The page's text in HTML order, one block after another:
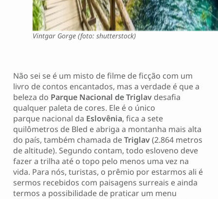
Vintgar Gorge (foto: shutterstock)
Não sei se é um misto de filme de ficção com um
livro de contos encantados, mas a verdade é que a
beleza do Parque Nacional de Triglavdesafia
qualquer paleta de cores. Ele é o único
parque nacional da Eslovênia, fica a sete
quilômetros de Bled e abriga a montanha mais alta
do país, também chamada deTriglav(2.864 metros
de altitude). Segundo contam, todo esloveno deve
fazer a trilha até o topo pelo menos uma vez na
vida. Para nós, turistas, o prêmio por estarmos ali é
sermos recebidos com paisagens surreais e ainda
termos a possibilidade de praticar um menu